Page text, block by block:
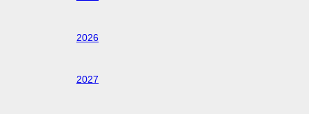
2026
2027